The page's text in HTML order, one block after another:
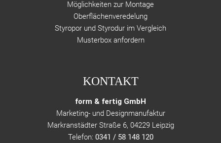
Möglichkeiten zur Montage
Oberflächenveredelung
Styropor und Styrodur im Vergleich
Musterbox anfordern
KONTAKT
form & fertig GmbH
Marketing- und Designmanufaktur
Markranstädter Straße 6, 04229 Leipzig
Telefon: 0341 / 58 148 120